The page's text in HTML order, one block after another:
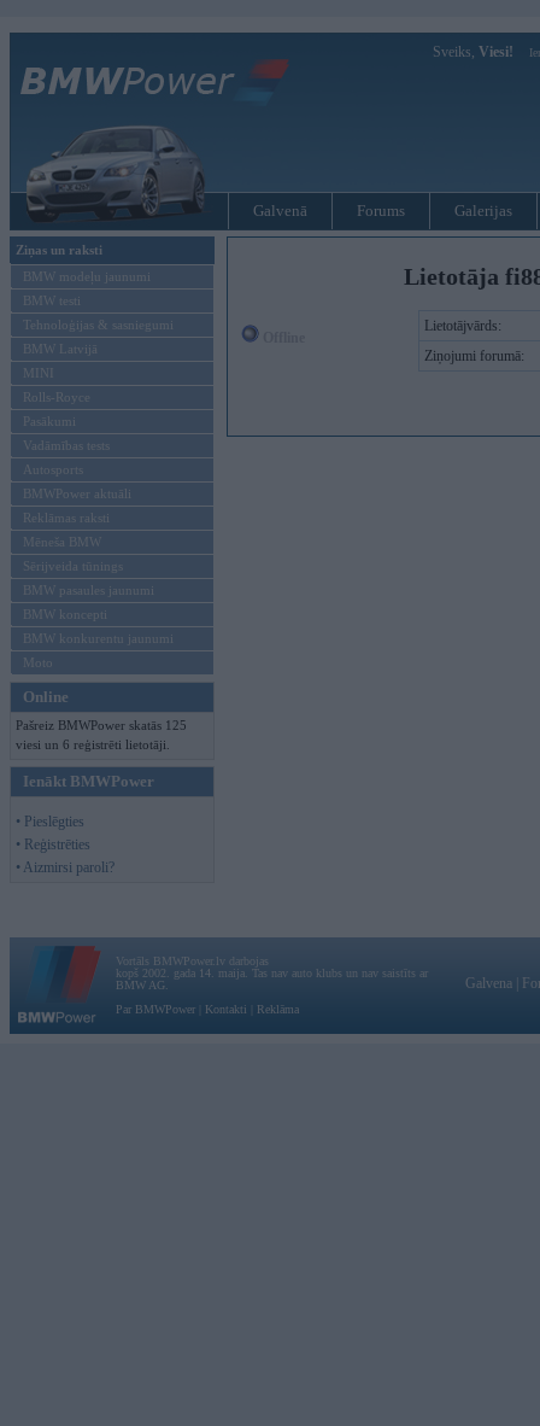
Sveiks, Viesi!
Galvenā Forums Galerijas
Ziņas un raksti
BMW modeļu jaunumi
BMW testi
Tehnoloģijas & sasniegumi
BMW Latvijā
MINI
Rolls-Royce
Pasākumi
Vadāmības tests
Autosports
BMWPower aktuāli
Reklāmas raksti
Mēneša BMW
Sērijveida tūnings
BMW pasaules jaunumi
BMW koncepti
BMW konkurentu jaunumi
Moto
Online
Pašreiz BMWPower skatās 125
viesi un 6 reģistrēti lietotāji.
Ienākt BMWPower
• Pieslēgties
• Reģistrēties
• Aizmirsi paroli?
Lietotāja
Lietotājvārds:
Ziņojumi forumā:
Vortāls BMWPower.lv darbojas
kopš 2002. gada 14. maija. Tas nav auto klubs un nav saistīts ar
BMW AG.
Par BMWPower
Kontakti Reklāma
Galvena